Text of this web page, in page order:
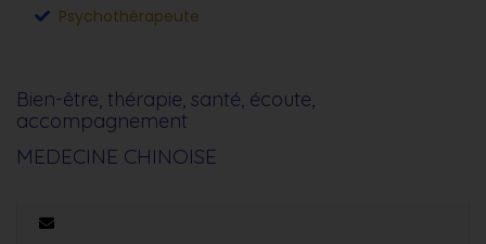
Psychothérapeute
Bien-être, thérapie, santé, écoute,
accompagnement
MEDECINE CHINOISE